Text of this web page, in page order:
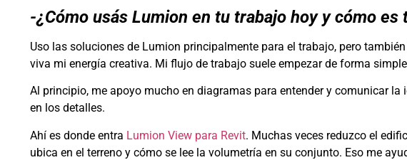
-¿Cómo usás Lumion en tu trabajo hoy y cómo
Uso las soluciones de Lumion principalmente para el trabajo, pero
viva mi energía creativa. Mi flujo de trabajo suele empezar de forma
Al principio, me apoyo mucho en diagramas para entender y comunicar
en los detalles.
Ahí es donde entra Lumion View para Revit. Muchas veces reduzco el
ubica en el terreno y cómo se lee la volumetría en su conjunto. Eso me